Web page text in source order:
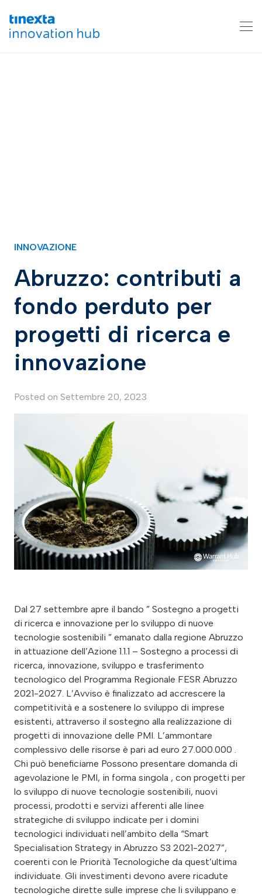
INNOVAZIONE
Abruzzo: contributi a
fondo perduto per
progetti di ricerca e
innovazione
Posted on Settembre 20, 2023
Dal 27 settembre apre il bando ” Sostegno a progetti
di ricerca e innovazione per lo sviluppo di nuove
tecnologie sostenibili ” emanato dalla regione Abruzzo
in attuazione dell’Azione 1.1.1 – Sostegno a processi di
ricerca, innovazione, sviluppo e trasferimento
tecnologico del Programma Regionale FESR Abruzzo
2021-2027. L’Avviso è finalizzato ad accrescere la
competitività e a sostenere lo sviluppo di imprese
esistenti, attraverso il sostegno alla realizzazione di
progetti di innovazione delle PMI. L’ammontare
complessivo delle risorse è pari ad euro 27.000.000 .
Chi può beneficiarne Possono presentare domanda di
agevolazione le PMI, in forma singola , con progetti per
lo sviluppo di nuove tecnologie sostenibili, nuovi
processi, prodotti e servizi afferenti alle linee
strategiche di sviluppo indicate per i domini
tecnologici individuati nell’ambito della “Smart
Specialisation Strategy in Abruzzo S3 2021-2027”,
coerenti con le Priorità Tecnologiche da quest’ultima
individuate. Gli investimenti devono avere ricadute
tecnologiche dirette sulle imprese che li sviluppano e